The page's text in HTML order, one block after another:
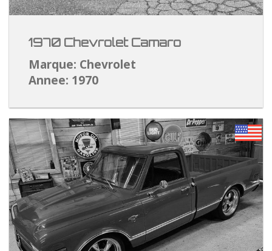
1970 Chevrolet Camaro
Marque: Chevrolet
Annee: 1970